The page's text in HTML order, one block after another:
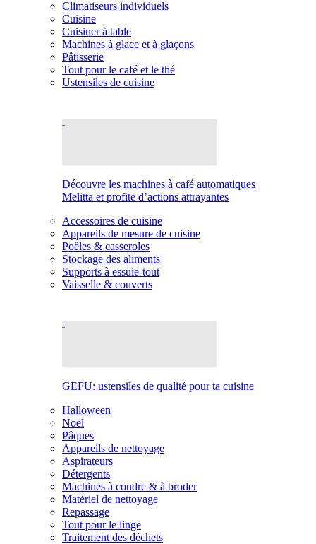
Climatiseurs individuels
Cuisine
Cuisiner à table
Machines à glace et à glaçons
Pâtisserie
Tout pour le café et le thé
Ustensiles de cuisine
Découvre les machines à café automatiques
Melitta et profite d’actions attrayantes
Accessoires de cuisine
Appareils de mesure de cuisine
Poêles & casseroles
Stockage des aliments
Supports à essuie-tout
Vaisselle & couverts
GEFU: ustensiles de qualité pour ta cuisine
Halloween
Noël
Pâques
Appareils de nettoyage
Aspirateurs
Détergents
Machines à coudre & à broder
Matériel de nettoyage
Repassage
Tout pour le linge
Traitement des déchets